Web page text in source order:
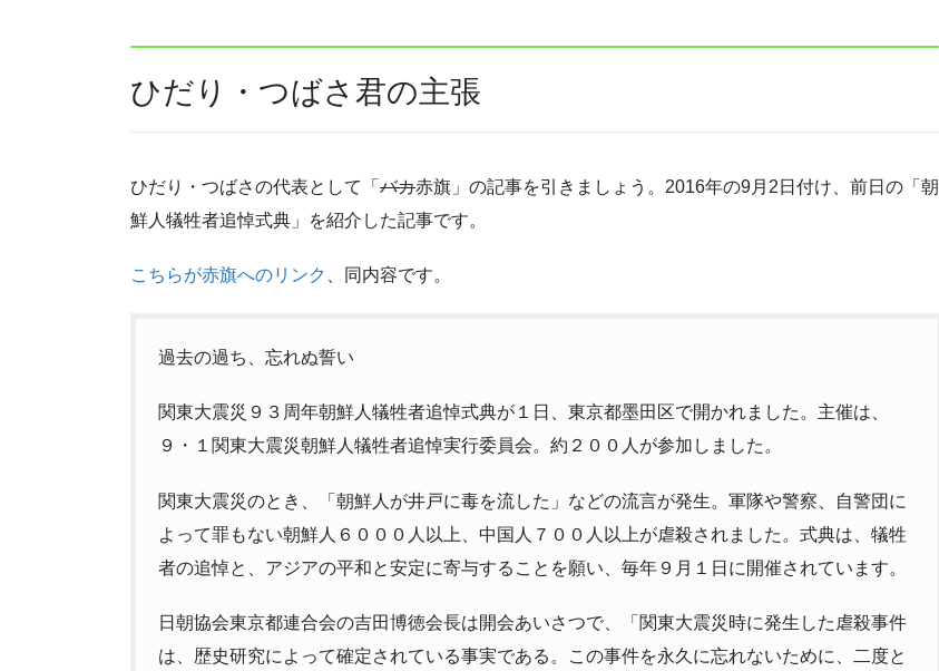
ひだり・つばさ君の主張
ひだり・つばさの代表として「 バカ赤旗」の記事を引きましょう。2016年の9月2日付け、前日の「朝
鮮人犠牲者追悼式典」を紹介した記事です。
こちらが赤旗へのリンク 、同内容です。
過去の過ち、忘れぬ誓い
関東大震災９３周年朝鮮人犠牲者追悼式典が１日、東京都墨田区で開かれました。主催は、
９・１関東大震災朝鮮人犠牲者追悼実行委員会。約２００人が参加しました。
関東大震災のとき、「朝鮮人が井戸に毒を流した」などの流言が発生。軍隊や警察、自警団に
よって罪もない朝鮮人６０００人以上、中国人７００人以上が虐殺されました。式典は、犠牲
者の追悼と、アジアの平和と安定に寄与することを願い、毎年９月１日に開催されています。
日朝協会東京都連合会の吉田博徳会長は開会あいさつで、「関東大震災時に発生した虐殺事件
は、歴史研究によって確定されている事実である。この事件を永久に忘れないために、二度と